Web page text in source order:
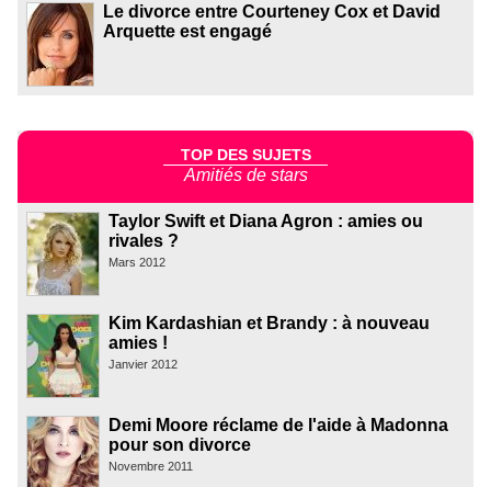
Le divorce entre Courteney Cox et David
Arquette est engagé
TOP DES SUJETS
Amitiés de stars
Taylor Swift et Diana Agron : amies ou
rivales ?
Mars 2012
Kim Kardashian et Brandy : à nouveau
amies !
Janvier 2012
Demi Moore réclame de l'aide à Madonna
pour son divorce
Novembre 2011